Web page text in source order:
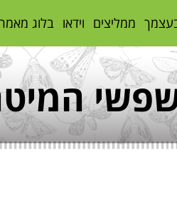
ממליצים וידאו בלוג